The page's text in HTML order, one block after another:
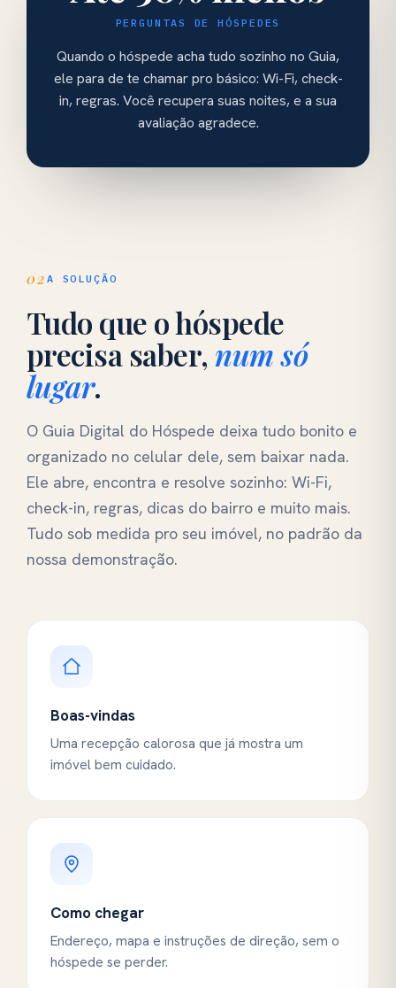
PERGUNTAS DE HÓSPEDES
Quando o hóspede acha tudo sozinho no Guia,
ele para de te chamar pro básico: Wi-Fi, check-
in, regras. Você recupera suas noites, e a sua
avaliação agradece.
02 A SOLUÇÃO
Tudo que o hóspede
precisa saber, num só
lugar.
O Guia Digital do Hóspede deixa tudo bonito e
organizado no celular dele, sem baixar nada.
Ele abre, encontra e resolve sozinho: Wi-Fi,
check-in, regras, dicas do bairro e muito mais.
Tudo sob medida pro seu imóvel, no padrão da
nossa demonstração.
Boas-vindas
Uma recepção calorosa que já mostra um
imóvel bem cuidado.
Como chegar
Endereço, mapa e instruções de direção, sem o
hóspede se perder.